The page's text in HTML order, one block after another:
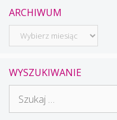
ARCHIWUM
Archiwum
WYSZUKIWANIE